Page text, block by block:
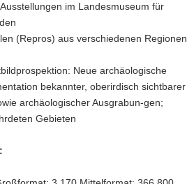
im Landesmuseum für
(Repros) aus verschiedenen Regionen
Neue archäologische
bekannter, oberirdisch sichtbarer
archäologischer Ausgrabun-gen;
Gebieten